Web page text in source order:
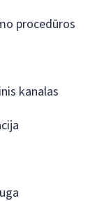
procedūros
kanalas